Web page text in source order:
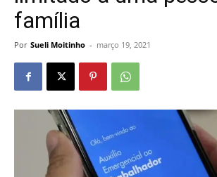
família
Por Sueli Moitinho - março 19, 2021